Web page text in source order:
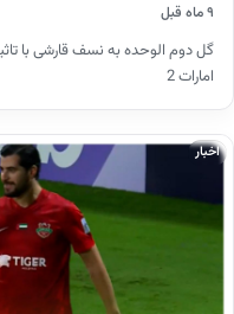
۹ ماه قبل
امارات 2
اخبار